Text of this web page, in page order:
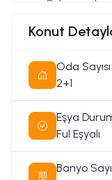
Ödeme planı:
Detaylı bilgi
Konut
Oda Sayısı
2+1
Eşya
Ful Eşyalı
Banyo